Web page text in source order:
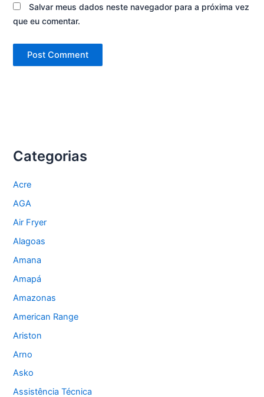
Salvar meus dados neste navegador para a próxima vez
que eu comentar.
Categorias
Acre
AGA
Air Fryer
Alagoas
Amana
Amapá
Amazonas
American Range
Ariston
Arno
Asko
Assistência Técnica